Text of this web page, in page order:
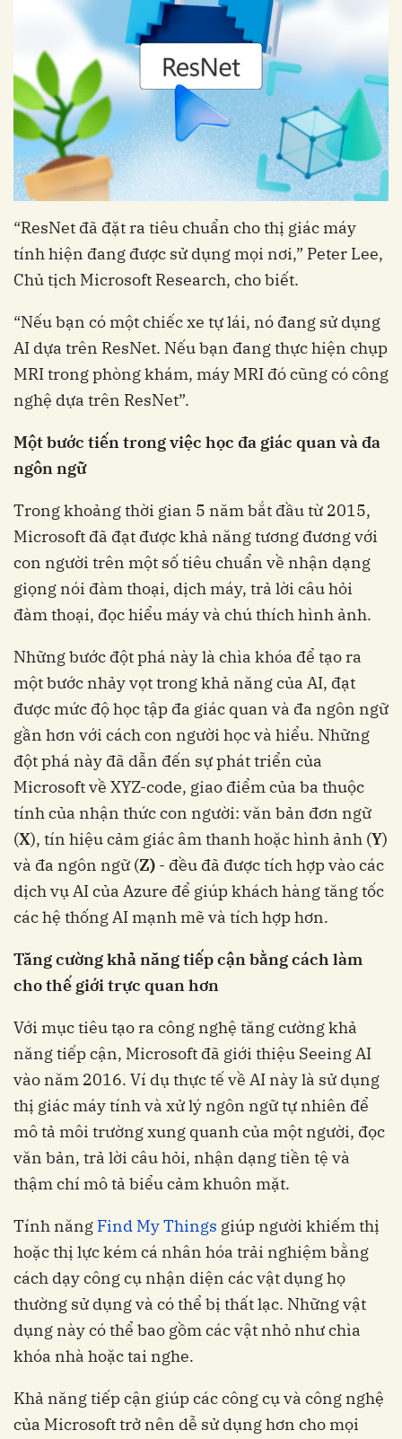
“ResNet đã đặt ra tiêu chuẩn cho thị giác máy
tính hiện đang được sử dụng mọi nơi,” Peter Lee,
Chủ tịch Microsoft Research, cho biết.
“Nếu bạn có một chiếc xe tự lái, nó đang sử dụng
AI dựa trên ResNet. Nếu bạn đang thực hiện chụp
MRI trong phòng khám, máy MRI đó cũng có công
nghệ dựa trên ResNet”.
Một bước tiến trong việc học đa giác quan và đa
ngôn ngữ
Trong khoảng thời gian 5 năm bắt đầu từ 2015,
Microsoft đã đạt được khả năng tương đương với
con người trên một số tiêu chuẩn về nhận dạng
giọng nói đàm thoại, dịch máy, trả lời câu hỏi
đàm thoại, đọc hiểu máy và chú thích hình ảnh.
Những bước đột phá này là chìa khóa để tạo ra
một bước nhảy vọt trong khả năng của AI, đạt
được mức độ học tập đa giác quan và đa ngôn ngữ
gần hơn với cách con người học và hiểu. Những
đột phá này đã dẫn đến sự phát triển của
Microsoft về XYZ-code, giao điểm của ba thuộc
tính của nhận thức con người: văn bản đơn ngữ
(X), tín hiệu cảm giác âm thanh hoặc hình ảnh (Y)
và đa ngôn ngữ (Z) - đều đã được tích hợp vào các
dịch vụ AI của Azure để giúp khách hàng tăng tốc
các hệ thống AI mạnh mẽ và tích hợp hơn.
Tăng cường khả năng tiếp cận bằng cách làm
cho thế giới trực quan hơn
Với mục tiêu tạo ra công nghệ tăng cường khả
năng tiếp cận, Microsoft đã giới thiệu Seeing AI
vào năm 2016. Ví dụ thực tế về AI này là sử dụng
thị giác máy tính và xử lý ngôn ngữ tự nhiên để
mô tả môi trường xung quanh của một người, đọc
văn bản, trả lời câu hỏi, nhận dạng tiền tệ và
thậm chí mô tả biểu cảm khuôn mặt.
Tính năng Find My Things giúp người khiếm thị
hoặc thị lực kém cá nhân hóa trải nghiệm bằng
cách dạy công cụ nhận diện các vật dụng họ
thường sử dụng và có thể bị thất lạc. Những vật
dụng này có thể bao gồm các vật nhỏ như chìa
khóa nhà hoặc tai nghe.
Khả năng tiếp cận giúp các công cụ và công nghệ
của Microsoft trở nên dễ sử dụng hơn cho mọi